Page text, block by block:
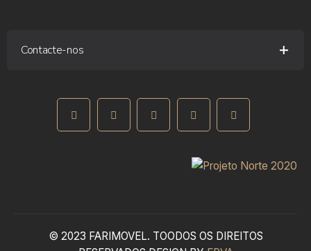
Contacte-nos
+351 255 776 994
geral@farimovel.pt
© 2023 FARIMOVEL. TOODOS OS DIREITOS